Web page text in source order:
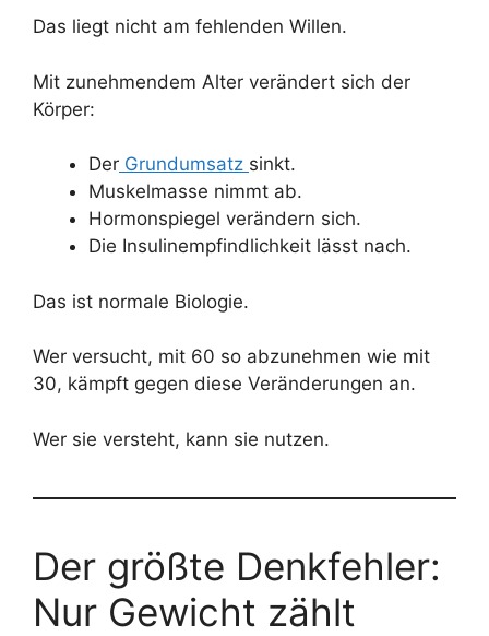
Das liegt nicht am fehlenden Willen.
Mit zunehmendem Alter verändert sich der
Körper:
Der Grundumsatz sinkt.
Muskelmasse nimmt ab.
Hormonspiegel verändern sich.
Die Insulinempfindlichkeit lässt nach.
Das ist normale Biologie.
Wer versucht, mit 60 so abzunehmen wie mit
30, kämpft gegen diese Veränderungen an.
Wer sie versteht, kann sie nutzen.
Der größte Denkfehler:
Nur Gewicht zählt